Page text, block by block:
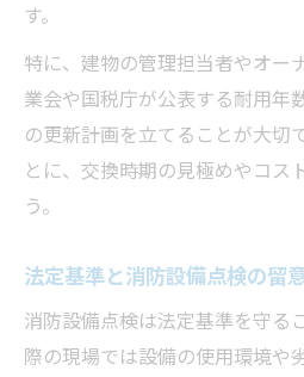
す。
特に、建物の管理担当者やオー
業会や国税庁が公表する耐用年
の更新計画を立てることが大切
とに、交換時期の見極めやコス
う。
法定基準と消防設備点検の留
消防設備点検は法定基準を守る
際の現場では設備の使用環境や